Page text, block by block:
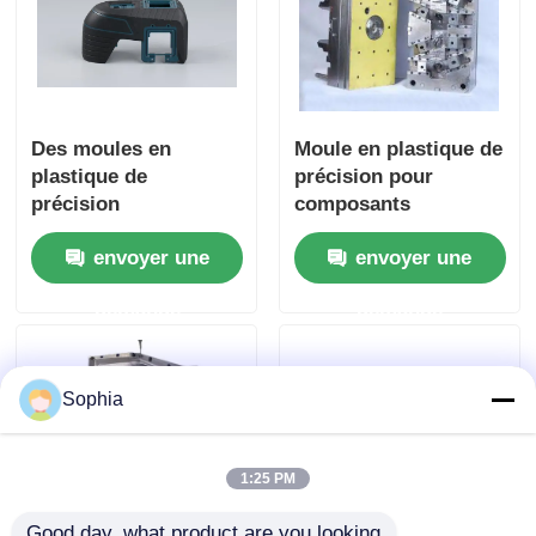
Moule de dévissage
Moule à engrenage
Moulage par injection d'Overmolding
composants en plastique de moule
Des moules en
plastique de
précision
personnalisables et
des composants de
moules par injection
envoyer une
Moule en plastique de
précision pour
composants
électroniques - Moule
à injection
personnalisable
envoyer une
Sophia
1:25 PM